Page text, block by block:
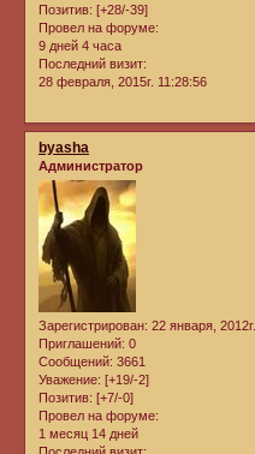
Позитив: [+28/-39]
Провел на форуме:
9 дней 4 часа
Последний визит:
28 февраля, 2015г. 11:28:56
byasha
Администратор
Зарегистрирован: 22 января, 2012г.
Приглашений: 0
Сообщений: 3661
Уважение: [+19/-2]
Позитив: [+7/-0]
Провел на форуме:
1 месяц 14 дней